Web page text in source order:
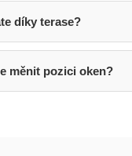
díky terase?
měnit pozici oken?